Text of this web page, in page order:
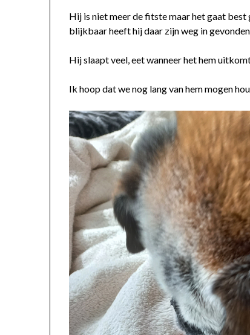
Hij is niet meer de fitste maar het gaat
blijkbaar heeft hij daar zijn weg in gevonden.
Hij slaapt veel, eet wanneer het hem
Ik hoop dat we nog lang van hem mogen